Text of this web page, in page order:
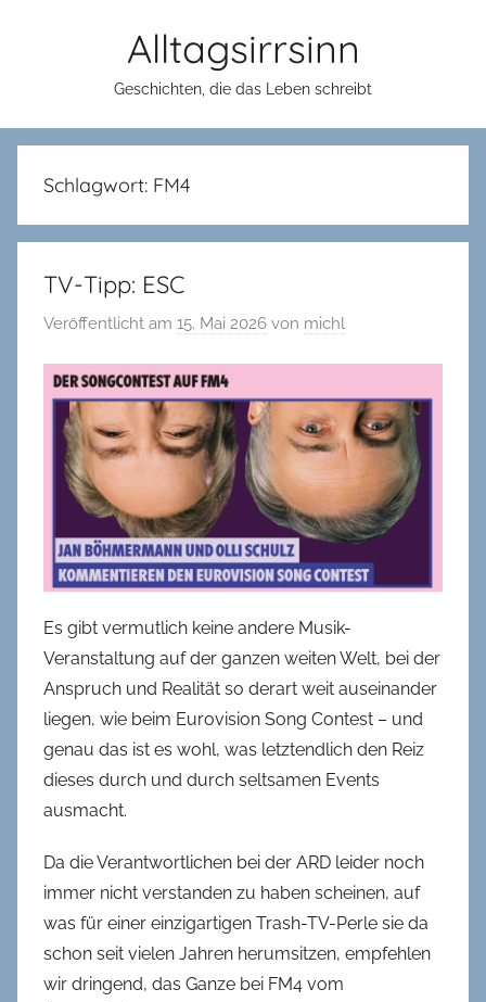
Alltagsirrsinn
Geschichten, die das Leben schreibt
Schlagwort: FM4
TV-Tipp: ESC
Veröffentlicht am 15. Mai 2026 von michl
Es gibt vermutlich keine andere Musik-
Veranstaltung auf der ganzen weiten Welt, bei der
Anspruch und Realität so derart weit auseinander
liegen, wie beim Eurovision Song Contest – und
genau das ist es wohl, was letztendlich den Reiz
dieses durch und durch seltsamen Events
ausmacht.
Da die Verantwortlichen bei der ARD leider noch
immer nicht verstanden zu haben scheinen, auf
was für einer einzigartigen Trash-TV-Perle sie da
schon seit vielen Jahren herumsitzen, empfehlen
wir dringend, das Ganze bei FM4 vom